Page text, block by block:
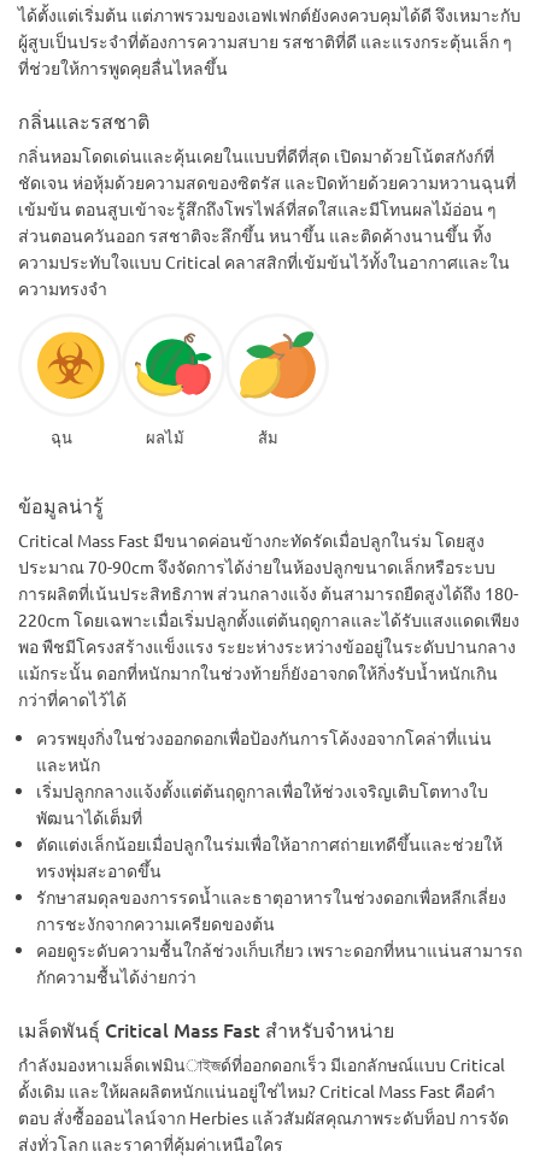
ได้ตั้งแต่เริ่มต้น แต่ภาพรวมของเอฟเฟกต์ยังคงควบคุมได้ดี จึงเหมาะกับ
ผู้สูบเป็นประจำที่ต้องการความสบาย รสชาติที่ดี และแรงกระตุ้นเล็ก ๆ
ที่ช่วยให้การพูดคุยลื่นไหลขึ้น
กลิ่นและรสชาติ
กลิ่นหอมโดดเด่นและคุ้นเคยในแบบที่ดีที่สุด เปิดมาด้วยโน้ตสกังก์ที่
ชัดเจน ห่อหุ้มด้วยความสดของซิตรัส และปิดท้ายด้วยความหวานฉุนที่
เข้มข้น ตอนสูบเข้าจะรู้สึกถึงโพรไฟล์ที่สดใสและมีโทนผลไม้อ่อน ๆ
ส่วนตอนควันออก รสชาติจะลึกขึ้น หนาขึ้น และติดค้างนานขึ้น ทิ้ง
ความประทับใจแบบ Critical คลาสสิกที่เข้มข้นไว้ทั้งในอากาศและใน
ความทรงจำ
ฉุน ผลไม้ ส้ม
ข้อมูลน่ารู้
Critical Mass Fast มีขนาดค่อนข้างกะทัดรัดเมื่อปลูกในร่ม โดยสูง
ประมาณ 70-90cm จึงจัดการได้ง่ายในห้องปลูกขนาดเล็กหรือระบบ
การผลิตที่เน้นประสิทธิภาพ ส่วนกลางแจ้ง ต้นสามารถยืดสูงได้ถึง 180-
220cm โดยเฉพาะเมื่อเริ่มปลูกตั้งแต่ต้นฤดูกาลและได้รับแสงแดดเพียง
พอ พืชมีโครงสร้างแข็งแรง ระยะห่างระหว่างข้ออยู่ในระดับปานกลาง
แม้กระนั้น ดอกที่หนักมากในช่วงท้ายก็ยังอาจกดให้กิ่งรับน้ำหนักเกิน
กว่าที่คาดไว้ได้
ควรพยุงกิ่งในช่วงออกดอกเพื่อป้องกันการโค้งงอจากโคล่าที่แน่น
และหนัก
เริ่มปลูกกลางแจ้งตั้งแต่ต้นฤดูกาลเพื่อให้ช่วงเจริญเติบโตทางใบ
พัฒนาได้เต็มที่
ตัดแต่งเล็กน้อยเมื่อปลูกในร่มเพื่อให้อากาศถ่ายเทดีขึ้นและช่วยให้
ทรงพุ่มสะอาดขึ้น
รักษาสมดุลของการรดน้ำและธาตุอาหารในช่วงดอกเพื่อหลีกเลี่ยง
การชะงักจากความเครียดของต้น
คอยดูระดับความชื้นใกล้ช่วงเก็บเกี่ยว เพราะดอกที่หนาแน่นสามารถ
กักความชื้นได้ง่ายกว่า
เมล็ดพันธุ์ Critical Mass Fast สำหรับจำหน่าย
กำลังมองหาเมล็ดเฟมินাইজด์ที่ออกดอกเร็ว มีเอกลักษณ์แบบ Critical
ดั้งเดิม และให้ผลผลิตหนักแน่นอยู่ใช่ไหม? Critical Mass Fast คือคำ
ตอบ สั่งซื้อออนไลน์จาก Herbies แล้วสัมผัสคุณภาพระดับท็อป การจัด
ส่งทั่วโลก และราคาที่คุ้มค่าเหนือใคร